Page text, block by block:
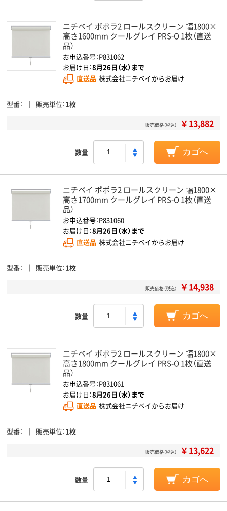
ニチベイ ポポラ2 ロールスクリーン 幅1800×
高さ1600mm クールグレイ PRS-O 1枚（直送
品）
お申込番号：P831062
お届け日：8月26日（水）まで
直送品 株式会社ニチベイからお届け
型番 販売単位 1枚
販売価格（税込） ￥13,882
数量 カゴへ
ニチベイ ポポラ2 ロールスクリーン 幅1800×
高さ1700mm クールグレイ PRS-O 1枚（直送
品）
お申込番号：P831060
お届け日：8月26日（水）まで
直送品 株式会社ニチベイからお届け
型番 販売単位 1枚
販売価格（税込） ￥14,938
数量 カゴへ
ニチベイ ポポラ2 ロールスクリーン 幅1800×
高さ1800mm クールグレイ PRS-O 1枚（直送
品）
お申込番号：P831061
お届け日：8月26日（水）まで
直送品 株式会社ニチベイからお届け
型番 販売単位 1枚
販売価格（税込） ￥13,622
数量 カゴへ